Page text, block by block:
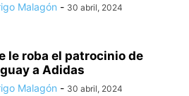
Malagón - 30 abril, 2024
le roba el patrocinio de
a Adidas
Malagón - 30 abril, 2024